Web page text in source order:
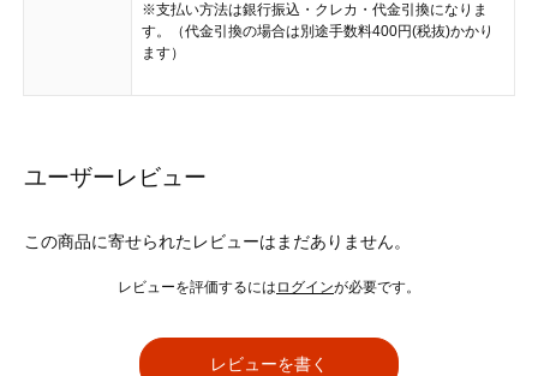
※支払い方法は銀行振込・クレカ・代金引換になりま
す。（代金引換の場合は別途手数料400円(税抜)かかり
ます）
ユーザーレビュー
この商品に寄せられたレビューはまだありません。
レビューを評価するには ログインが必要です。
レビューを書く